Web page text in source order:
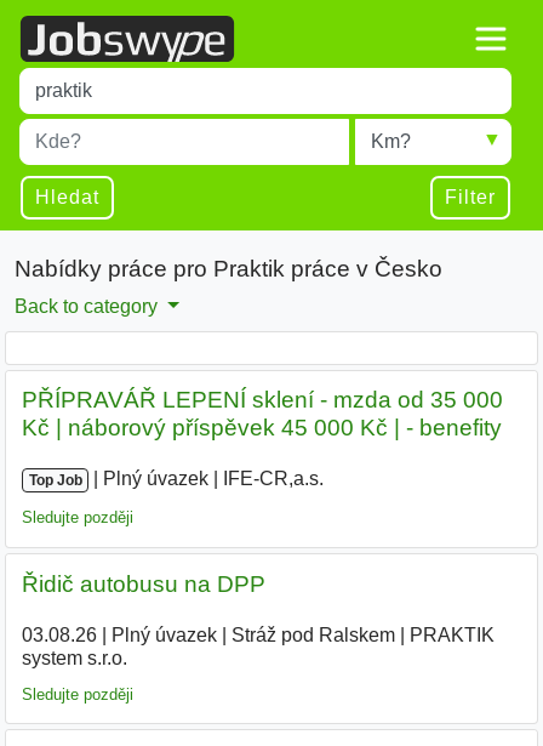
Title
Type 1 or more characters for results.
Místo
Type 1 or more characters for results.
Radius
Hledat Filter
Nabídky práce pro Praktik práce v Česko
Back to category
PŘÍPRAVÁŘ LEPENÍ sklení - mzda od 35 000
Kč | náborový příspěvek 45 000 Kč | - benefity
Top Job Plný úvazek IFE-CR,a.s.
Sledujte později
Řidič autobusu na DPP
03.08.26| Plný úvazek| Stráž pod Ralskem|
PRAKTIK
system s.r.o.
Sledujte později